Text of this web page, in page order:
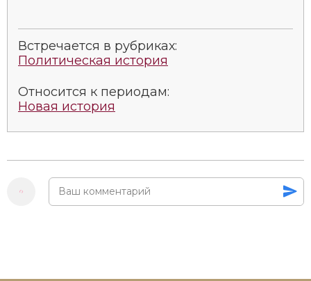
Встречается в рубриках:
Политическая история
Относится к периодам:
Новая история